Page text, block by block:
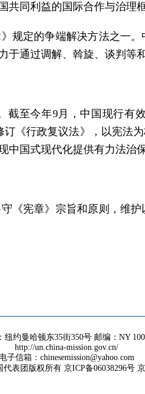
同利益的国际合作与治理框
规定的争端解决方法之一
通过调解、斡旋、谈判等
至今年9月，中国现行有
《行政复议法》，以宪法
国式现代化提供有力法治保
《宪章》宗旨和原则，维
纽约曼哈顿东35街350号 邮编：NY
http://un.china-mission.gov.cn/
电子信箱：chinesemission@yahoo.com
表团版权所有 京ICP备06038296号